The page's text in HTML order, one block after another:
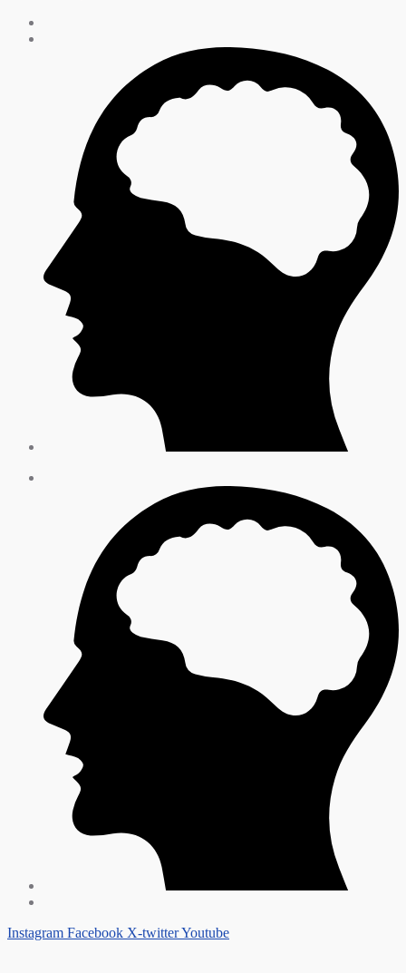
Instagram Facebook X-twitterYoutube